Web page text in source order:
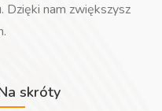
Dzięki nam zwiększysz
skróty